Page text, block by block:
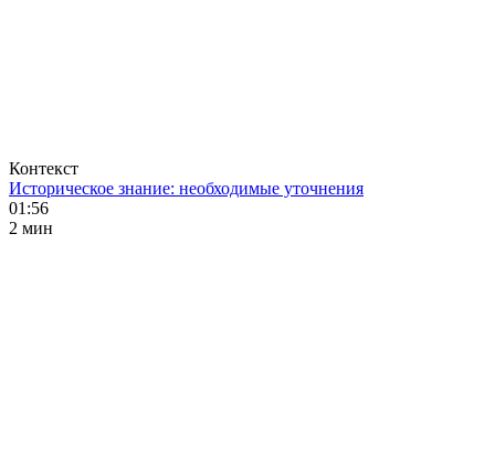
Контекст
Историческое знание: необходимые уточнения
01:56
2 мин